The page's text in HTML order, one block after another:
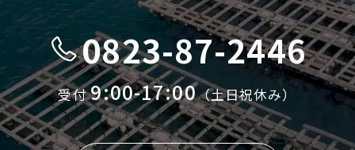
お知らせ
お問い合せ
0823-87-2446
受付9:00-17:00（土日祝休み）